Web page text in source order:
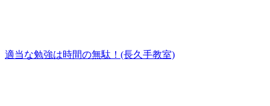
適当な勉強は時間の無駄！(長久手教室)